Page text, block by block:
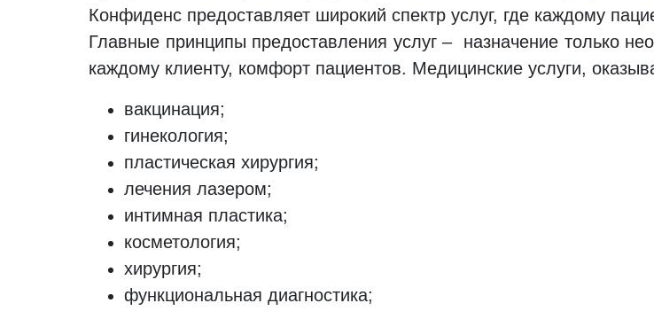
Конфиденс предоставляет широкий спектр услуг, где каждому
Главные принципы предоставления услуг – назначение только
каждому клиенту, комфорт пациентов. Медицинские услуги,
вакцинация;
гинекология;
пластическая хирургия;
лечения лазером;
интимная пластика;
косметология;
хирургия;
функциональная диагностика;